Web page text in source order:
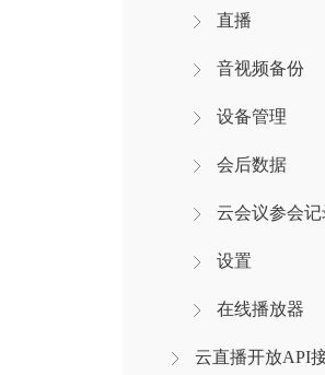
直播
音视频备份
设备管理
会后数据
云会议参会记
设置
在线播放器
云直播开放API